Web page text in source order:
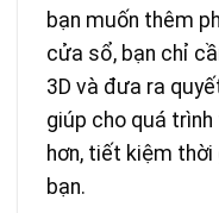
bạn muốn thêm
cửa sổ, bạn chỉ
3D và đưa ra
giúp cho quá
hơn, tiết kiệm thời
bạn.